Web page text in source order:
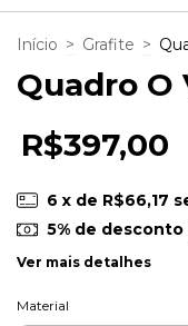
Início > Grafite >
Quadro O
R$397,00
6 x de R$66,17
5% de desconto
Ver mais detalhes
Material